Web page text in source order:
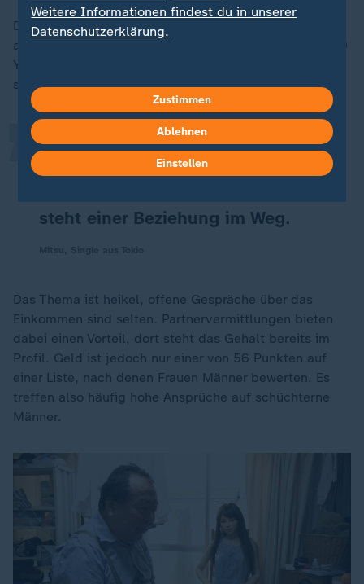
Die japanische Gesellschaft stellt hohe Erwartungen
an Männer. Dazu gehört es, gut zu verdienen. 600.000
Yen im Monat, also über 3.000 Euro, sollten es schon
sein.
Ich habe einen Freund, der keine
Partnerin findet, weil er so wenig
steht einer Beziehung im Weg.
„
Das Thema ist heikel, offene Gespräche über das
Einkommen sind selten. Partnervermittlungen bieten
dabei einen Vorteil, dort steht das Gehalt bereits im
Profil. Geld ist jedoch nur einer von 56 Punkten auf
einer Liste, nach denen Frauen Männer bewerten. Es
treffen also häufig hohe Ansprüche auf schüchterne
Männer.
Weitere Informationen findest du in unserer
Datenschutzerklärung.
Zustimmen
Ablehnen
Einstellen